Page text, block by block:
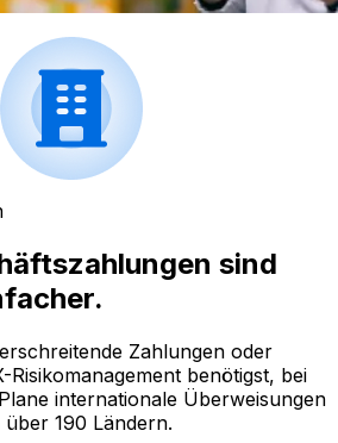
sind
Zahlungen oder
Risikomanagement benötigst, bei
internationale Überweisungen
190 Ländern.